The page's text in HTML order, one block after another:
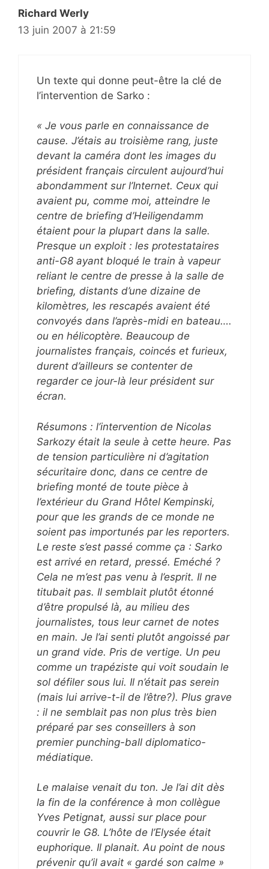
Richard Werly
13 juin 2007 à 21:59
Un texte qui donne peut-être la clé de
l’intervention de Sarko :
« Je vous parle en connaissance de
cause. J’étais au troisième rang, juste
devant la caméra dont les images du
président français circulent aujourd’hui
abondamment sur l’Internet. Ceux qui
avaient pu, comme moi, atteindre le
centre de briefing d’Heiligendamm
étaient pour la plupart dans la salle.
Presque un exploit : les protestataires
anti-G8 ayant bloqué le train à vapeur
reliant le centre de presse à la salle de
briefing, distants d’une dizaine de
kilomètres, les rescapés avaient été
convoyés dans l’après-midi en bateau….
ou en hélicoptère. Beaucoup de
journalistes français, coincés et furieux,
durent d’ailleurs se contenter de
regarder ce jour-là leur président sur
écran.
Résumons : l’intervention de Nicolas
Sarkozy était la seule à cette heure. Pas
de tension particulière ni d’agitation
sécuritaire donc, dans ce centre de
briefing monté de toute pièce à
l’extérieur du Grand Hôtel Kempinski,
pour que les grands de ce monde ne
soient pas importunés par les reporters.
Le reste s’est passé comme ça : Sarko
est arrivé en retard, pressé. Eméché ?
Cela ne m’est pas venu à l’esprit. Il ne
titubait pas. Il semblait plutôt étonné
d’être propulsé là, au milieu des
journalistes, tous leur carnet de notes
en main. Je l’ai senti plutôt angoissé par
un grand vide. Pris de vertige. Un peu
comme un trapéziste qui voit soudain le
sol défiler sous lui. Il n’était pas serein
(mais lui arrive-t-il de l’être?). Plus grave
: il ne semblait pas non plus très bien
préparé par ses conseillers à son
premier punching-ball diplomatico-
médiatique.
Le malaise venait du ton. Je l’ai dit dès
la fin de la conférence à mon collègue
Yves Petignat, aussi sur place pour
couvrir le G8. L’hôte de l’Elysée était
euphorique. Il planait. Au point de nous
prévenir qu’il avait « gardé son calme »